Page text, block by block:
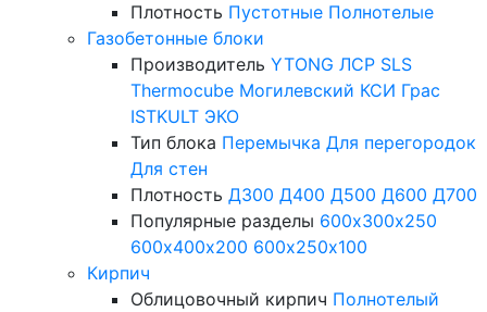
Плотность Пустотные Полнотелые
Газобетонные блоки
Производитель YTONG ЛСР SLS
Thermocube Могилевский КСИ Грас
ISTKULT ЭКО
Тип блока Перемычка Для перегородок
Для стен
Плотность Д300 Д400 Д500 Д600 Д700
Популярные разделы 600х300х250
600х400х200 600х250х100
Кирпич
Облицовочный кирпич Полнотелый